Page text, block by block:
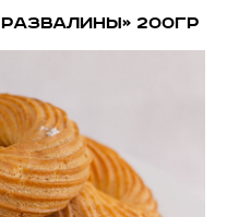
200гр